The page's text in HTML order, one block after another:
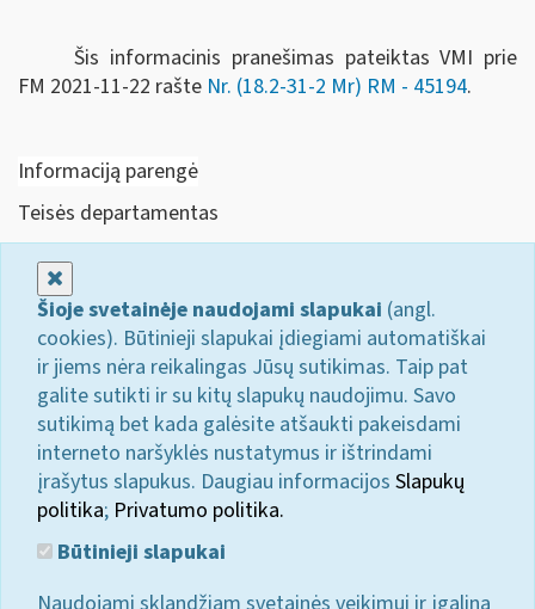
Šis informacinis pranešimas pateiktas VMI prie
FM 2021-11-22 rašte Nr. (18.2-31-2 Mr) RM - 45194.
Informaciją parengė
Teisės departamentas
Šioje svetainėje naudojami slapukai (angl.
cookies). Būtinieji slapukai įdiegiami automatiškai
ir jiems nėra reikalingas Jūsų sutikimas. Taip pat
galite sutikti ir su kitų slapukų naudojimu. Savo
sutikimą bet kada galėsite atšaukti pakeisdami
interneto naršyklės nustatymus ir ištrindami
įrašytus slapukus. Daugiau informacijos Slapukų
politika; Privatumo politika.
Būtinieji slapukai